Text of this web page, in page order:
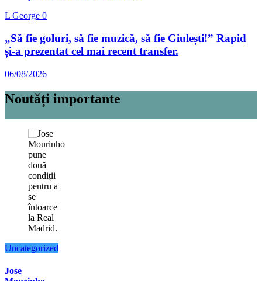
L George 0
„Să fie goluri, să fie muzică, să fie Giulești!” Rapid
și-a prezentat cel mai recent transfer.
06/08/2026
Noutăți importante
Uncategorized
Jose